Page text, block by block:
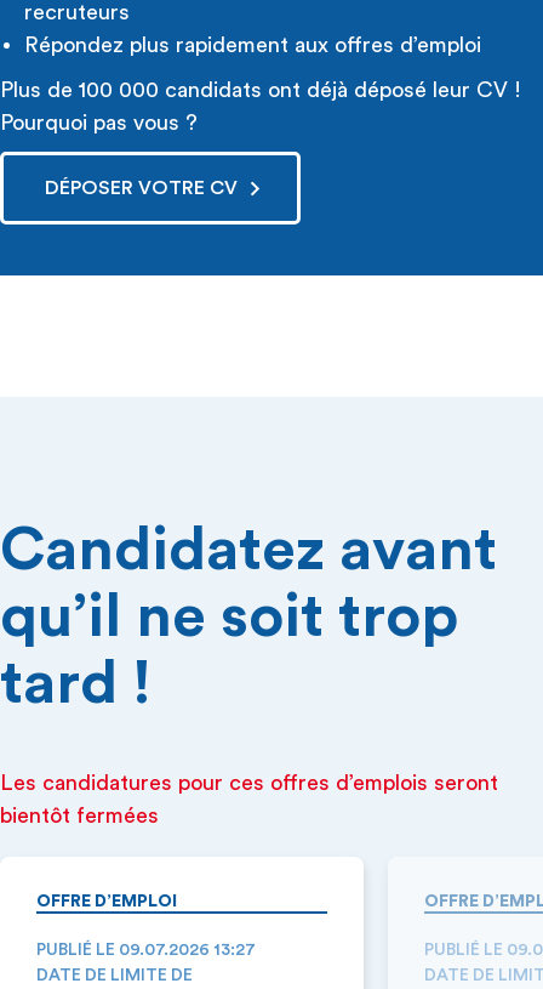
recruteurs
Répondez plus rapidement aux offres d’emploi
Plus de 100 000 candidats ont déjà déposé leur CV !
Pourquoi pas vous ?
DÉPOSER VOTRE CV
Candidatez avant
qu’il ne soit trop
tard !
Les candidatures pour ces offres d’emplois seront
bientôt fermées
OFFRE D’EMPLOI
PUBLIÉ LE 09.07.2026 13:27
DATE DE LIMITE DE
OFFRE
PUBLIÉ LE
DATE DE